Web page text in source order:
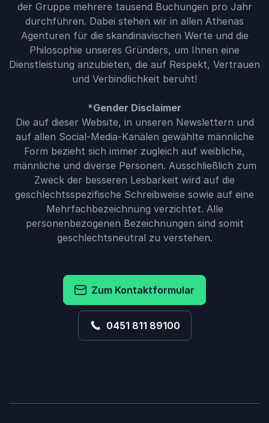
der Gruppe mehrere tausend Buchungen pro Jahr
durchführen. Dabei stehen wir in allen Athenas
Agenturen für die skandinavischen Werte und die
Philosophie unseres Gründers, um Ihnen eine
Dienstleistung anzubieten, die auf Respekt, Vertrauen
und Verbindlichkeit beruht!
*Gender Disclaimer
Die auf dieser Website, in unseren Newslettern und
auf allen Social-Media-Kanälen gewählte männliche
Form bezieht sich immer zugleich auf weibliche,
männliche und diverse Personen. Ausschließlich zum
Zweck der besseren Lesbarkeit wird auf die
geschlechtsspezifische Schreibweise sowie auf eine
Mehrfachbezeichnung verzichtet. Alle
personenbezogenen Bezeichnungen sind somit
geschlechtsneutral zu verstehen.
Zum Kontaktformular
0451 811 89100